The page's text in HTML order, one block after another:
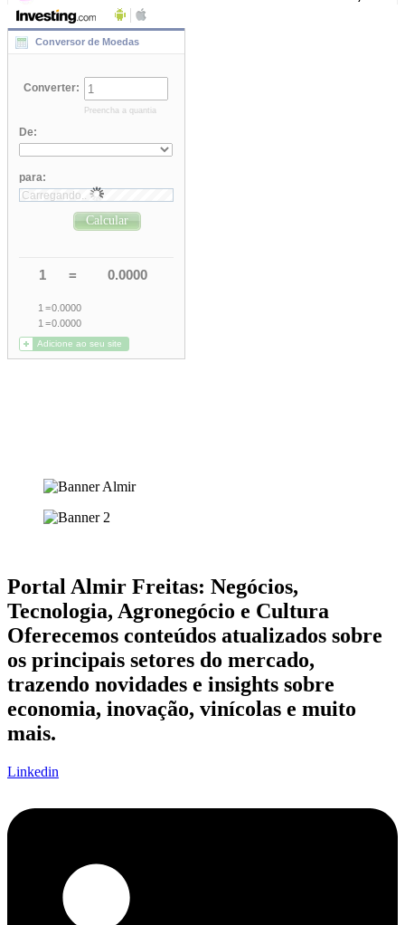
Portal Almir Freitas: Negócios,
Tecnologia, Agronegócio e Cultura
Oferecemos conteúdos atualizados sobre
os principais setores do mercado,
trazendo novidades e insights sobre
economia, inovação, vinícolas e muito
mais.
Linkedin